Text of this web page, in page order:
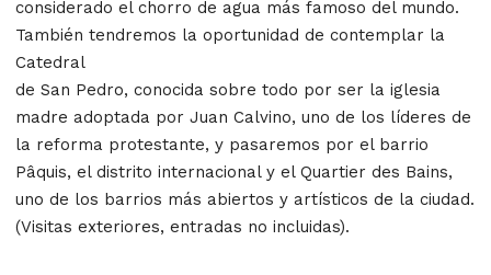
considerado el chorro de agua más famoso del mundo.
También tendremos la oportunidad de contemplar la
Catedral
de San Pedro, conocida sobre todo por ser la iglesia
madre adoptada por Juan Calvino, uno de los líderes de
la reforma protestante, y pasaremos por el barrio
Pâquis, el distrito internacional y el Quartier des Bains,
uno de los barrios más abiertos y artísticos de la ciudad.
(Visitas exteriores, entradas no incluidas).